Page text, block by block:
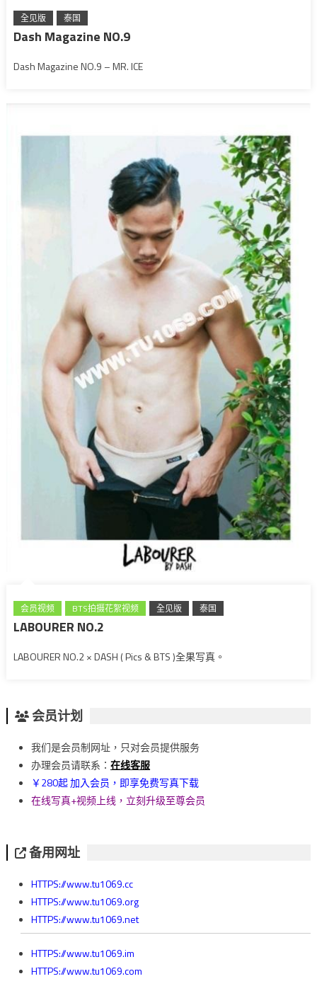
全见版 泰国
Dash Magazine NO.9
Dash Magazine NO.9 – MR. ICE
会员视频 BTS拍摄花絮视频 全见版 泰国
LABOURER NO.2
LABOURER NO.2 × DASH ( Pics & BTS )全果写真。
会员计划
我们是会员制网址，只对会员提供服务
办理会员请联系： 在线客服
￥280起 加入会员，即享免费写真下载
在线写真+视频上线，立刻升级至尊会员
备用网址
HTTPS://www.tu1069.cc
HTTPS://www.tu1069.org
HTTPS://www.tu1069.net
HTTPS://www.tu1069.im
HTTPS://www.tu1069.com